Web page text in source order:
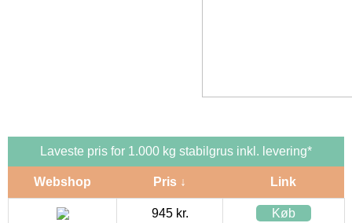
Laveste pris for 1.000 kg stabilgrus inkl. levering*
Webshop Pris ↓ Link
945 kr. Køb